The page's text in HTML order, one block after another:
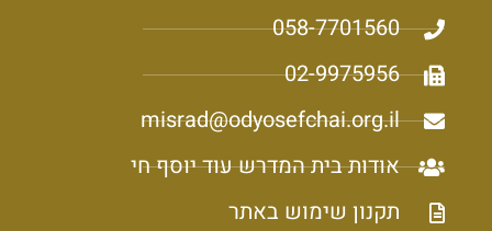
058-7701560
02-9975956
misrad@odyosefchai.org.il
אודות בית המדרש עוד יוסף חי
תקנון שימוש באתר